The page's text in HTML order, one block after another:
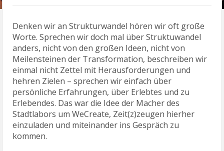
Denken wir an Strukturwandel hören wir oft große
Worte. Sprechen wir doch mal über Struktuwandel
anders, nicht von den großen Ideen, nicht von
Meilensteinen der Transformation, beschreiben wir
einmal nicht Zettel mit Herausforderungen und
hehren Zielen – sprechen wir einfach über
persönliche Erfahrungen, über Erlebtes und zu
Erlebendes. Das war die Idee der Macher des
Stadtlabors um WeCreate, Zeit(z)zeugen hierher
einzuladen und miteinander ins Gespräch zu
kommen.